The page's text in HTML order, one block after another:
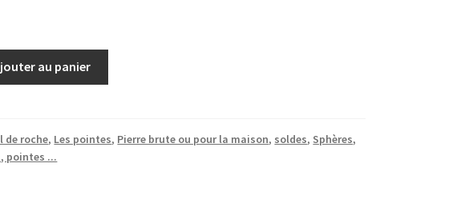
au panier
de roche, Les pointes, Pierre brute ou pour la maison, soldes, Sphères,
pointes ...